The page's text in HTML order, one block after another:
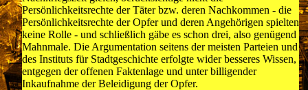
Persönlichkeitsrechte der Täter bzw. deren Nachkommen - die
Persönlichkeitsrechte der Opfer und deren Angehörigen spielten
keine Rolle - und schließlich gäbe es schon drei, also genügend
Mahnmale. Die Argumentation seitens der meisten Parteien und
des Instituts für Stadtgeschichte erfolgte wider besseres Wissen,
entgegen der offenen Faktenlage und unter billigender
Inkaufnahme der Beleidigung der Opfer.